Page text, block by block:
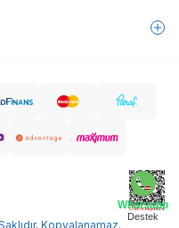
Whatsapp
Destek
Kopyalanamaz.